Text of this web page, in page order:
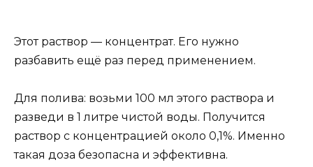
Этот раствор — концентрат. Его нужно
разбавить ещё раз перед применением.
Для полива: возьми 100 мл этого раствора и
разведи в 1 литре чистой воды. Получится
раствор с концентрацией около 0,1%. Именно
такая доза безопасна и эффективна.